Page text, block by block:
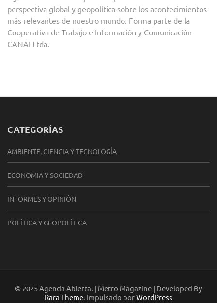
perspectiva global y geopolítica sobre los acontecimientos
más relevantes de nuestro mundo. Forma parte de la
Cooperativa de Trabajo e Información y Comunicación
CANAI Ltda.
CATEGORÍAS
AMBIENTE, CIENCIA Y TECNOLOGÍA
ECONOMIA Y SOCIEDAD
INFORMES Y OPINIÓN
POLÍTICA Y GEOPOLÍTICA
© 2025 Agenda Abierta. | Metro Magazine | Developed By
Rara Theme. Impulsado porWordPress